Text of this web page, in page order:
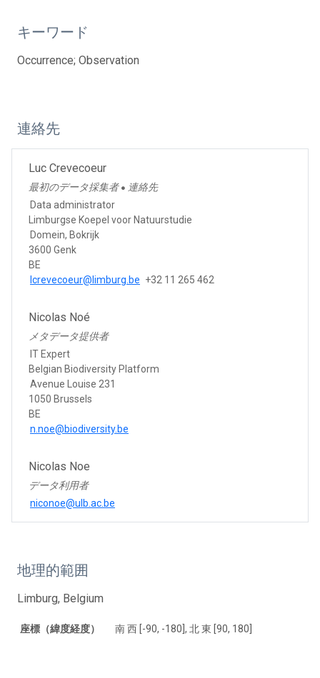
キーワード
Occurrence; Observation
連絡先
Luc Crevecoeur
最初のデータ採集者 ● 連絡先
Data administrator
Limburgse Koepel voor Natuurstudie
Domein, Bokrijk
3600 Genk
BE
lcrevecoeur@limburg.be +32 11 265 462
Nicolas Noé
メタデータ提供者
IT Expert
Belgian Biodiversity Platform
Avenue Louise 231
1050 Brussels
BE
n.noe@biodiversity.be
Nicolas Noe
データ利用者
niconoe@ulb.ac.be
地理的範囲
Limburg, Belgium
座標（緯度経度） 南 西 [-90, -180], 北 東 [90, 180]